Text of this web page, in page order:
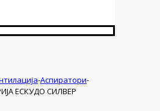
-Аспиратори-
ЕСКУДО СИЛВЕР